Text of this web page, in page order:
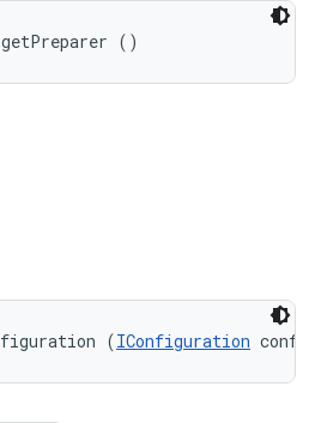
()
(IConfiguration